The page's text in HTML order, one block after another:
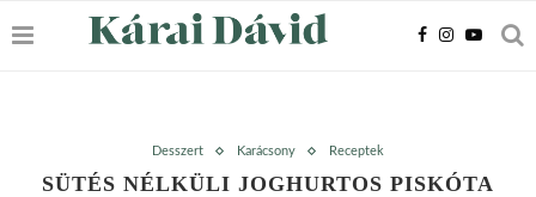
Desszert Karácsony Receptek
SÜTÉS NÉLKÜLI JOGHURTOS PISKÓTA